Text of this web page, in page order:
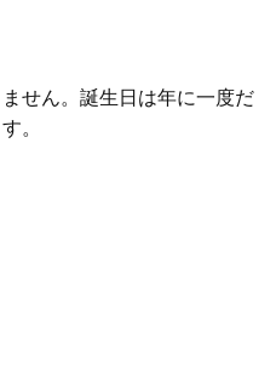
せん。誕生日は年に一度だ
。